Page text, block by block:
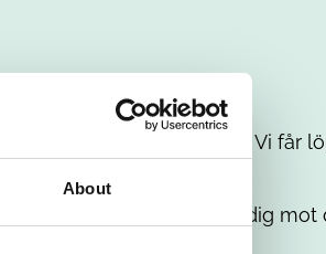
About
intresse. Misströsta inte. Vi får
Tillsammans matchar vi dig mot